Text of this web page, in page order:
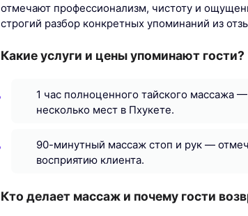
отмечают профессионализм, чистоту и
строгий разбор конкретных упоминаний из
Какие услуги и цены упоминают гости?
1 час полноценного тайского массажа
несколько мест в Пхукете.
90-минутный массаж стоп и рук —
восприятию клиента.
Кто делает массаж и почему гости